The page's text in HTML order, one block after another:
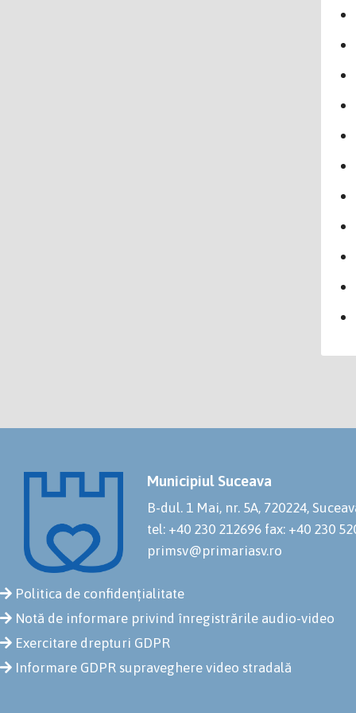
Municipiul Suceava
B-dul. 1 Mai, nr. 5A, 720224,
tel: +40 230 212696 fax: +40 230
primsv@primariasv.ro
Politica de confidențialitate
Notă de informare privind înregistrările audio-video
Exercitare drepturi GDPR
Informare GDPR supraveghere video stradală